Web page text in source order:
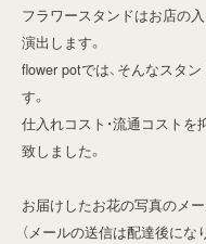
フラワースタンドはお店の
演出します。
flower potでは、そんなスタン
す。
仕入れコスト・流通コスト
致しました。
お届けしたお花の写真のメ
（メールの送信は配達後にな